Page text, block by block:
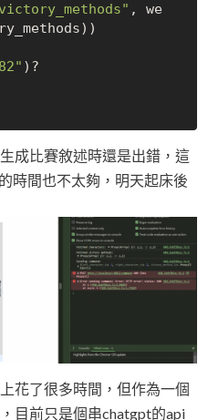
, we
)?
成比賽敘述時還是出錯，這
時間也不太夠，明天起床後
花了很多時間，但作為一個
目前只是個串chatgpt的api